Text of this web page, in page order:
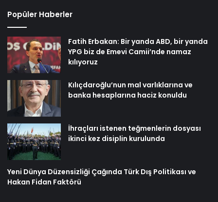
Popüler Haberler
Fatih Erbakan: Bir yanda ABD, bir yanda
YPG biz de Emevi Camii’nde namaz
kılıyoruz
Kılıçdaroğlu’nun mal varlıklarına ve
banka hesaplarına haciz konuldu
İhraçları istenen teğmenlerin dosyası
ikinci kez disiplin kurulunda
Yeni Dünya Düzensizliği Çağında Türk Dış Politikası ve
Hakan Fidan Faktörü